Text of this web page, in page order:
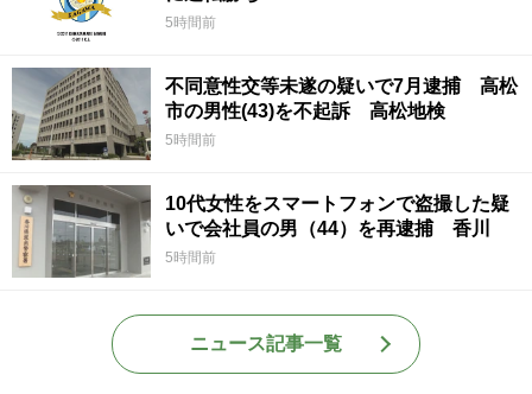
5時間前
不同意性交等未遂の疑いで7月逮捕 高松
市の男性(43)を不起訴 高松地検
5時間前
10代女性をスマートフォンで盗撮した疑
いで会社員の男（44）を再逮捕 香川
5時間前
ニュース記事一覧